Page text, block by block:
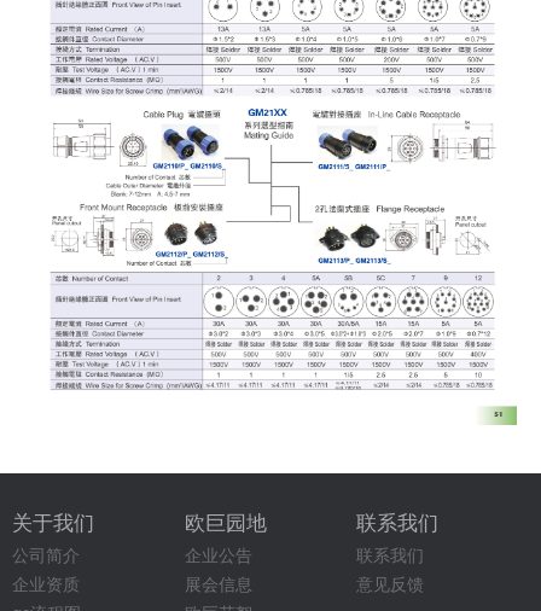
关于我们
公司简介
企业资质
欧巨园地
企业公告
展会信息
联系我们
联系我们
意见反馈